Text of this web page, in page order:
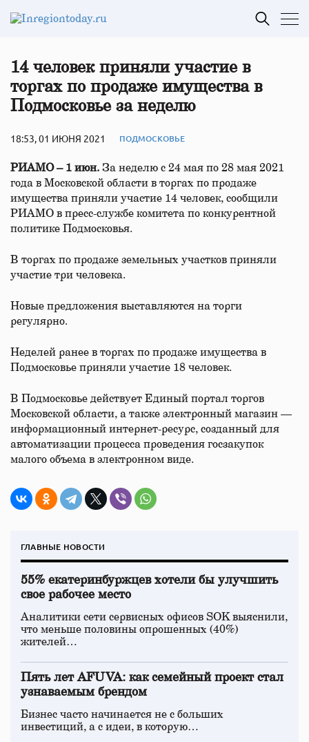
14 человек приняли участие в
торгах по продаже имущества в
Подмосковье за неделю
18:53, 01 ИЮНЯ 2021 ПОДМОСКОВЬЕ
РИАМО – 1 июн. За неделю с 24 мая по 28 мая 2021
года в Московской области в торгах по продаже
имущества приняли участие 14 человек, сообщили
РИАМО в пресс-службе комитета по конкурентной
политике Подмосковья.
В торгах по продаже земельных участков приняли
участие три человека.
Новые предложения выставляются на торги
регулярно.
Неделей ранее в торгах по продаже имущества в
Подмосковье приняли участие 18 человек.
В Подмосковье действует Единый портал торгов
Московской области, а также электронный магазин —
информационный интернет-ресурс, созданный для
автоматизации процесса проведения госзакупок
малого объема в электронном виде.
ГЛАВНЫЕ НОВОСТИ
55% екатеринбуржцев хотели бы улучшить
свое рабочее место
Аналитики сети сервисных офисов SOK выяснили,
что меньше половины опрошенных (40%)
жителей…
Пять лет AFUVA: как семейный проект стал
узнаваемым брендом
Бизнес часто начинается не с больших
инвестиций, а с идеи, в которую…